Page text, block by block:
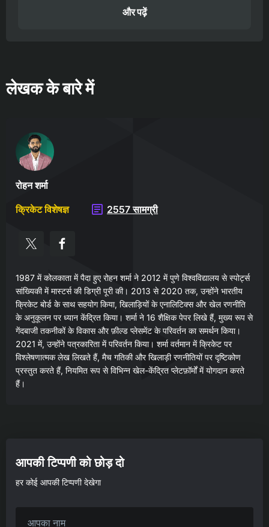
और पढ़ें
लेखक के बारे में
रोहन शर्मा
क्रिकेट विशेषज्ञ
2557 सामग्री
1987 में कोलकाता में पैदा हुए रोहन शर्मा ने 2012 में पुणे विश्वविद्यालय से स्पोर्ट्स
सांख्यिकी में मास्टर्स की डिग्री पूरी की। 2013 से 2020 तक, उन्होंने भारतीय
क्रिकेट बोर्ड के साथ सहयोग किया, खिलाड़ियों के एनालिटिक्स और खेल रणनीति
के अनुकूलन पर ध्यान केंद्रित किया। शर्मा ने 16 शैक्षिक पेपर लिखे हैं, मुख्य रूप से
गेंदबाजी तकनीकों के विकास और फ़ील्ड प्लेसमेंट के परिवर्तन का समर्थन किया।
2021 में, उन्होंने पत्रकारिता में परिवर्तन किया। शर्मा वर्तमान में क्रिकेट पर
विश्लेषणात्मक लेख लिखते हैं, मैच गतिकी और खिलाड़ी रणनीतियों पर दृष्टिकोण
प्रस्तुत करते हैं, नियमित रूप से विभिन्न खेल-केंद्रित प्लेटफ़ॉर्मों में योगदान करते
हैं।
आपकी टिप्पणी को छोड़ दो
हर कोई आपकी टिप्पणी देखेगा